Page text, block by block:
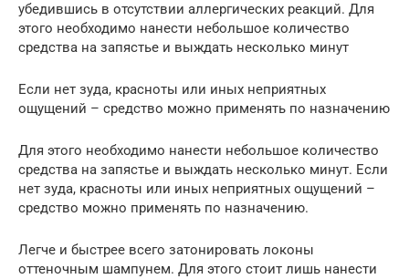
убедившись в отсутствии аллергических реакций. Для
этого необходимо нанести небольшое количество
средства на запястье и выждать несколько минут
Если нет зуда, красноты или иных неприятных
ощущений – средство можно применять по назначению
Для этого необходимо нанести небольшое количество
средства на запястье и выждать несколько минут. Если
нет зуда, красноты или иных неприятных ощущений –
средство можно применять по назначению.
Легче и быстрее всего затонировать локоны
оттеночным шампунем. Для этого стоит лишь нанести